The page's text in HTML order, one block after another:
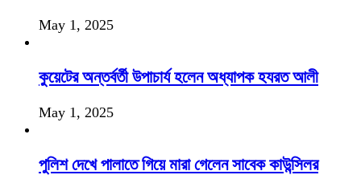
May 1, 2025
কুয়েটের অন্তর্বর্তী উপাচার্য হলেন অধ্যাপক হযরত আলী
May 1, 2025
পুলিশ দেখে পালাতে গিয়ে মারা গেলেন সাবেক কাউন্সিলর